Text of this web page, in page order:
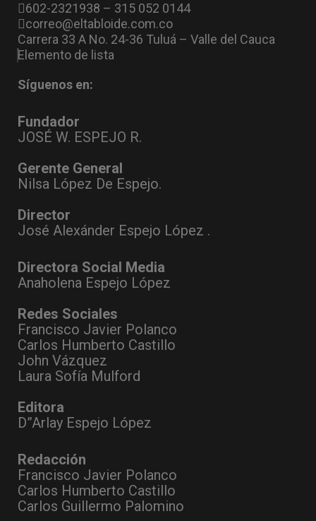
602-2321938 – 315 052 0144
correo@eltabloide.com.co
Carrera 33 A No. 24-36 Tuluá – Valle del Cauca
Elemento de lista
Síguenos en:
Fundador
JOSÉ W. ESPEJO R.
Gerente General
Nilsa López De Espejo.
Director
José Alexánder Espejo López .
Directora Social Media
Anaholena Espejo López
Redes Sociales
Francisco Javier Polanco
Carlos Humberto Castillo
John Vázquez
Laura Sofía Mulford
Editora
D”Arlay Espejo López
Redacción
Francisco Javier Polanco
Carlos Humberto Castillo
Carlos Guillermo Palomino